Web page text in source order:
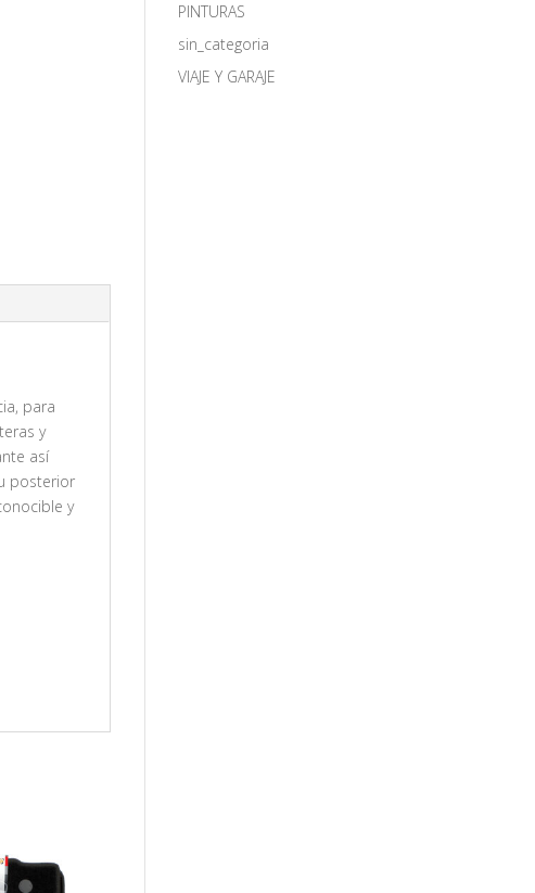
para
y
así
posterior
y
PINTURAS
sin_categoria
VIAJE Y GARAJE